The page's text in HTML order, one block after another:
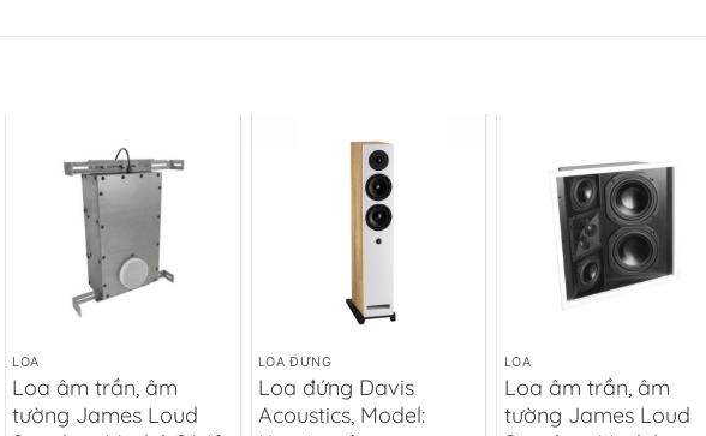
LOA
Loa âm trần, âm
tường James Loud
LOA ĐỨNG
Loa đứng Davis
Acoustics, Model:
LOA
Loa âm trần, âm
tường James Loud